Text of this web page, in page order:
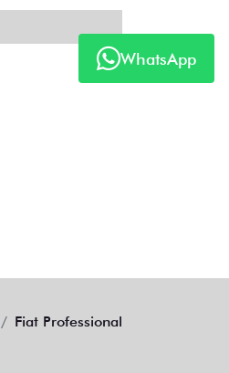
WhatsApp
Fiat Professional